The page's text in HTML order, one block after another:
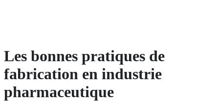
Les bonnes pratiques de
fabrication en industrie
pharmaceutique